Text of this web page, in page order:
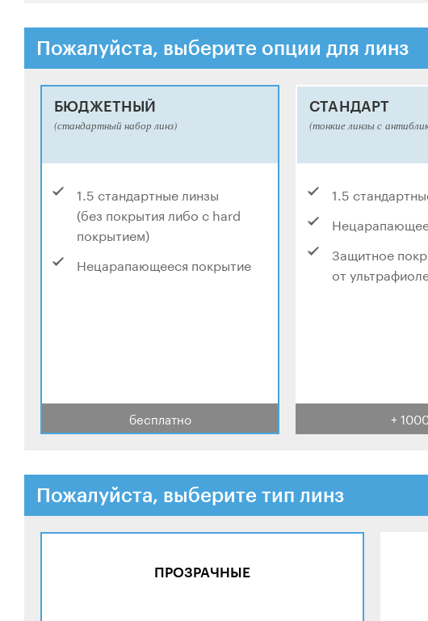
Пожалуйста, выберите опции для линз
БЮДЖЕТНЫЙ
(стандартный набор линз)
1.5 стандартные линзы
(без покрытия либо с hard
покрытием)
Нецарапающееся покрытие
бесплатно
СТАНДАРТ
(тонкие линзы с
1.5
Защитное
от
+
Пожалуйста, выберите тип линз
ПРОЗРАЧНЫЕ